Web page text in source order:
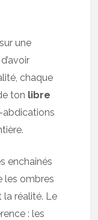
une
chaque
ton libre
abdications
enchaînés
les ombres
la réalité. Le
: les